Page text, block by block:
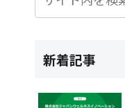
新着記事